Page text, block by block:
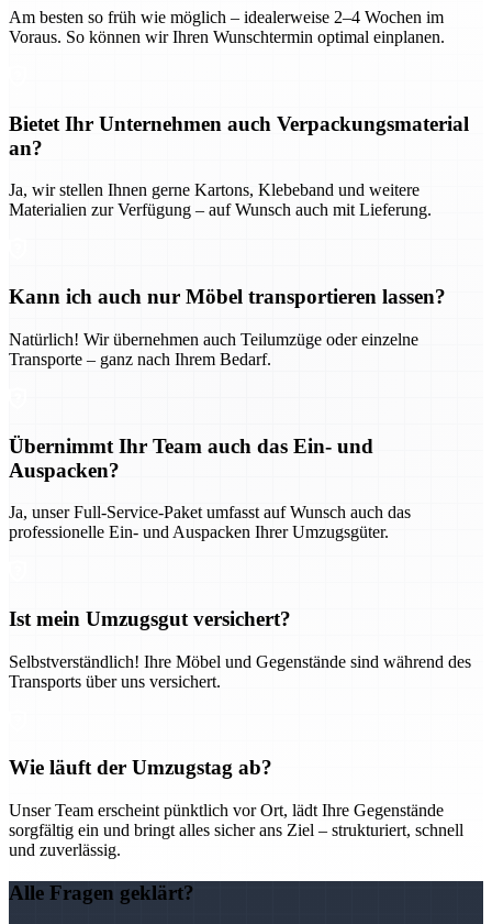
Am besten so früh wie möglich – idealerweise 2–4 Wochen im
Voraus. So können wir Ihren Wunschtermin optimal einplanen.
Bietet Ihr Unternehmen auch Verpackungsmaterial
an?
Ja, wir stellen Ihnen gerne Kartons, Klebeband und weitere
Materialien zur Verfügung – auf Wunsch auch mit Lieferung.
Kann ich auch nur Möbel transportieren lassen?
Natürlich! Wir übernehmen auch Teilumzüge oder einzelne
Transporte – ganz nach Ihrem Bedarf.
Übernimmt Ihr Team auch das Ein- und
Auspacken?
Ja, unser Full-Service-Paket umfasst auf Wunsch auch das
professionelle Ein- und Auspacken Ihrer Umzugsgüter.
Ist mein Umzugsgut versichert?
Selbstverständlich! Ihre Möbel und Gegenstände sind während des
Transports über uns versichert.
Wie läuft der Umzugstag ab?
Unser Team erscheint pünktlich vor Ort, lädt Ihre Gegenstände
sorgfältig ein und bringt alles sicher ans Ziel – strukturiert, schnell
und zuverlässig.
Alle Fragen geklärt?